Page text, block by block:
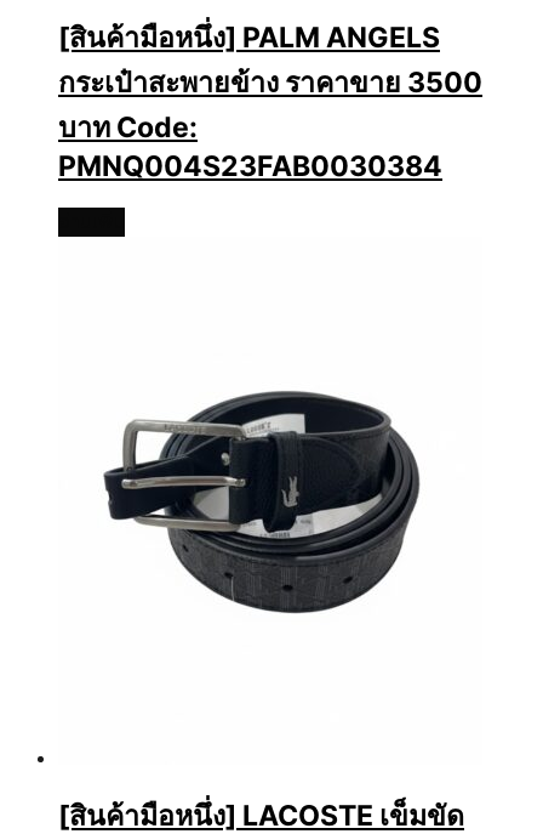
[สินค้ามือหนึ่ง] PALM ANGELS
กระเป๋าสะพายข้าง ราคาขาย 3500
บาท Code:
PMNQ004S23FAB0030384
[สินค้ามือหนึ่ง] LACOSTE เข็มขัด